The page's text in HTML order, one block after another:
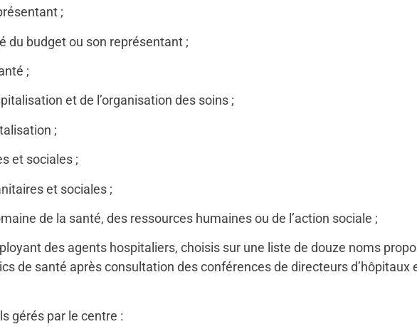
;
du budget ou son représentant ;
;
et de l’organisation des soins ;
;
et sociales ;
et sociales ;
de la santé, des ressources humaines ou de l’action sociale ;
des agents hospitaliers, choisis sur une liste de douze noms
de santé après consultation des conférences de directeurs d’hôpitaux
gérés par le centre :